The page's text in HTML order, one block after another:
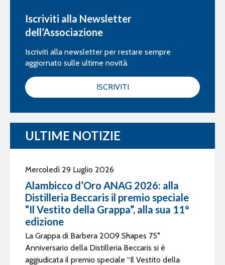
Iscriviti alla Newsletter
dell’Associazione
Iscriviti alla newsletter per restare sempre
aggiornato sulle ultime novità.
ISCRIVITI
ULTIME NOTIZIE
Mercoledì 29 Luglio 2026
Alambicco d’Oro ANAG 2026: alla
Distilleria Beccaris il premio speciale
“Il Vestito della Grappa”, alla sua 11°
edizione
La Grappa di Barbera 2009 Shapes 75°
Anniversario della Distilleria Beccaris si è
aggiudicata il premio speciale “Il Vestito della